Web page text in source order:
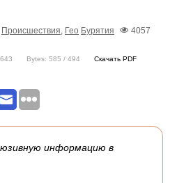
Происшествия, Гео Бурятия
4057
Bytes: 585 / 494 Скачать PDF
информацию в